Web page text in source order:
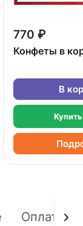
770 ₽
Конфеты в
В
Оплата